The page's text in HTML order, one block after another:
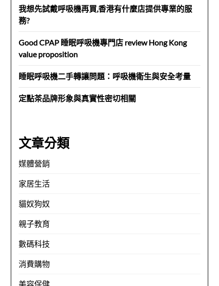
我想先試戴呼吸機再買,香港有什麼店提供專業的服
務?
Good CPAP 睡眠呼吸機專門店 review Hong Kong
value proposition
睡眠呼吸機二手轉讓問題：呼吸機衛生與安全考量
定點茶品牌形象與真實性密切相關
文章分類
媒體營銷
家居生活
貓奴狗奴
親子教育
數碼科技
消費購物
美容保健